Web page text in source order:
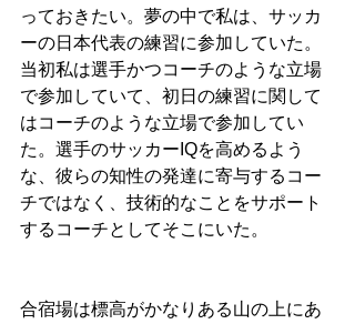
っておきたい。夢の中で私は、サッカ
ーの日本代表の練習に参加していた。
当初私は選手かつコーチのような立場
で参加していて、初日の練習に関して
はコーチのような立場で参加してい
た。選手のサッカーIQを高めるよう
な、彼らの知性の発達に寄与するコー
チではなく、技術的なことをサポート
するコーチとしてそこにいた。
合宿場は標高がかなりある山の上にあ